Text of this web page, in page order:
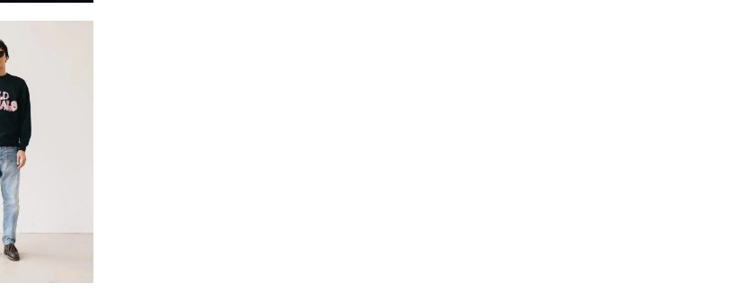
SIGN UP FOR 10% OFF